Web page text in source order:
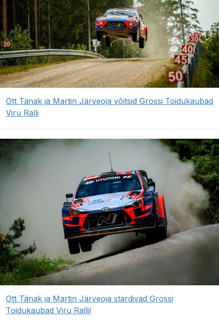
Ott Tänak ja Martin Järveoja võitsid Grossi Toidukaubad
Viru Ralli
Ott Tänak ja Martin Järveoja stardivad Grossi
Toidukaubad Viru Rallil